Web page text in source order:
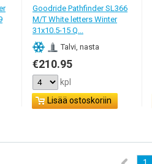
Goodride Pathfinder SL366
M/T White letters Winter
31x10.5-15 Q...
Talvi, nasta
€210.95
kpl
Lisää ostoskoriin